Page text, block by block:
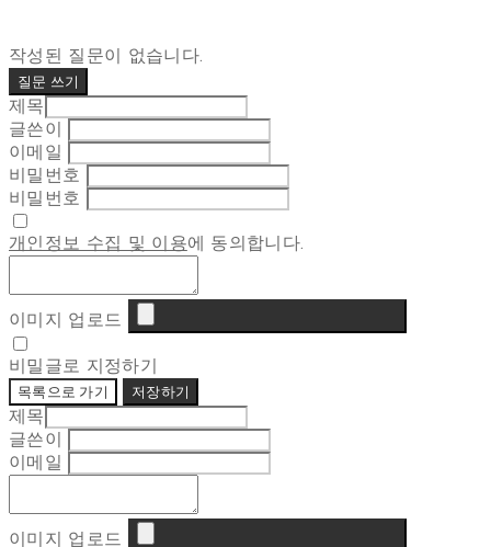
작성된 질문이 없습니다.
질문 쓰기
제목
글쓴이
이메일
비밀번호
비밀번호
개인정보 수집 및 이용에 동의합니다.
이미지 업로드
비밀글로 지정하기
목록으로 가기 저장하기
제목
글쓴이
이메일
이미지 업로드